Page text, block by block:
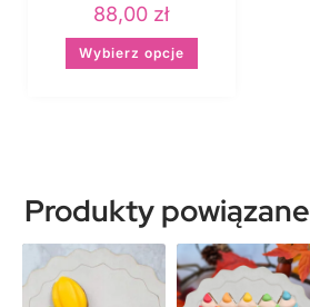
88,00 zł
Wybierz opcje
Produkty powiązane